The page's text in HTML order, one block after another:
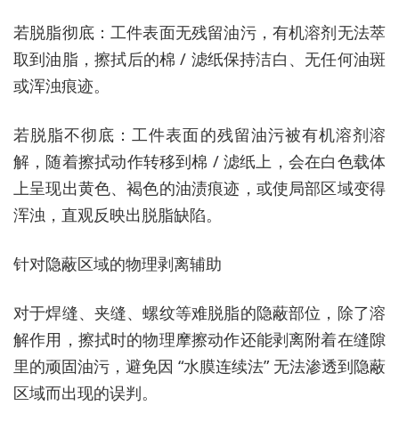
若脱脂彻底：工件表面无残留油污，有机溶剂无法萃
取到油脂，擦拭后的棉 / 滤纸保持洁白、无任何油斑
或浑浊痕迹。
若脱脂不彻底：工件表面的残留油污被有机溶剂溶
解，随着擦拭动作转移到棉 / 滤纸上，会在白色载体
上呈现出黄色、褐色的油渍痕迹，或使局部区域变得
浑浊，直观反映出脱脂缺陷。
针对隐蔽区域的物理剥离辅助
对于焊缝、夹缝、螺纹等难脱脂的隐蔽部位，除了溶
解作用，擦拭时的物理摩擦动作还能剥离附着在缝隙
里的顽固油污，避免因 “水膜连续法” 无法渗透到隐蔽
区域而出现的误判。